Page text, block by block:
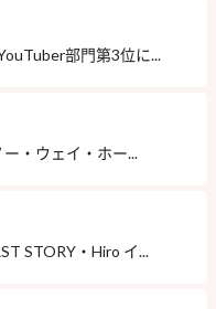
部門第3位に...
・ウェイ・ホー...
STORY・Hiro イ...